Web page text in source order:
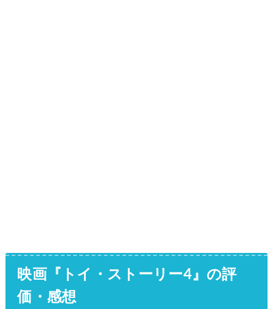
映画『トイ・ストーリー4』の評
価・感想